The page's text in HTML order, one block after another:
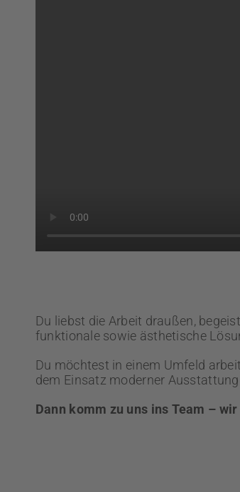
Du liebst die Arbeit draußen,
funktionale sowie ästhetische
Du möchtest in einem Umfeld
dem Einsatz moderner
Dann komm zu uns ins Team –